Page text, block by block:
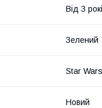
Від 3
Зелений
Star Wars
Новий